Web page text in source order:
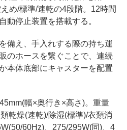
め/標準/速乾の4段階。12時間
動停止装置を搭載する。
備え、手入れする際の持ち運
のホースを繋ぐことで、連続
本体底部にキャスターを配置
幅×奥行き×高さ)。重量
乾燥(速乾)/除湿(標準)/衣類消
60Hz)、275/295W(同)、4